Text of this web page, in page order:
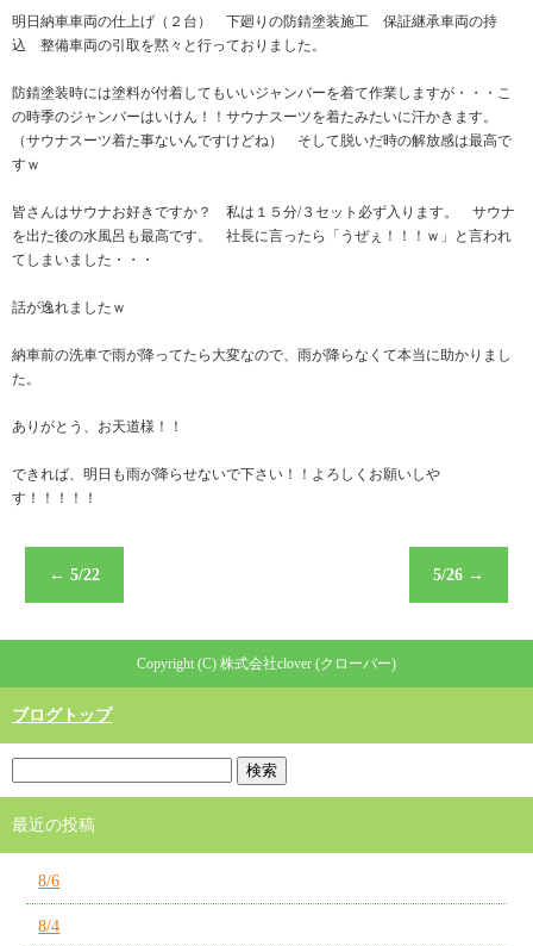
明日納車車両の仕上げ（２台） 下廻りの防錆塗装施工 保証継承車両の持
込 整備車両の引取を黙々と行っておりました。
防錆塗装時には塗料が付着してもいいジャンバーを着て作業しますが・・・こ
の時季のジャンバーはいけん！！サウナスーツを着たみたいに汗かきます。
（サウナスーツ着た事ないんですけどね） そして脱いだ時の解放感は最高で
すｗ
皆さんはサウナお好きですか？ 私は１５分/３セット必ず入ります。 サウナ
を出た後の水風呂も最高です。 社長に言ったら「うぜぇ！！！ｗ」と言われ
てしまいました・・・
話が逸れましたｗ
納車前の洗車で雨が降ってたら大変なので、雨が降らなくて本当に助かりまし
た。
ありがとう、お天道様！！
できれば、明日も雨が降らせないで下さい！！よろしくお願いしや
す！！！！！
← 5/22 5/26 →
Copyright (C) 株式会社clover (クローバー)
ブログトップ
最近の投稿
8/6
8/4